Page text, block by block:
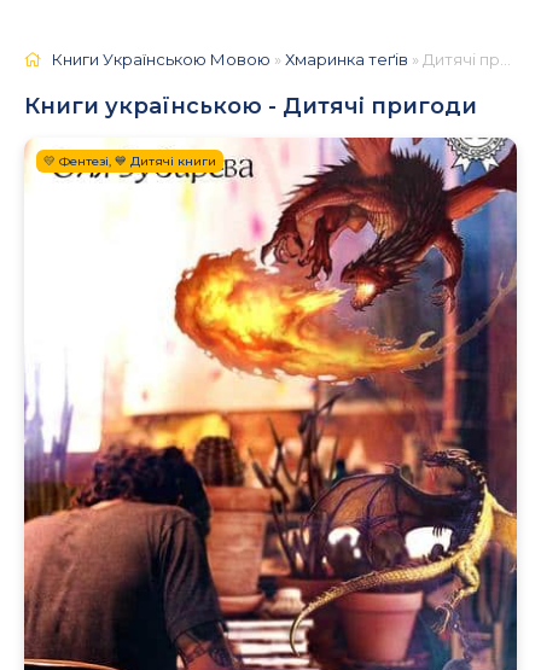
Книги Українською Мовою »Хмаринка теґів » Дитячі пригоди
Книги українською - Дитячі пригоди
💛 Фентезі, 💙 Дитячі книги